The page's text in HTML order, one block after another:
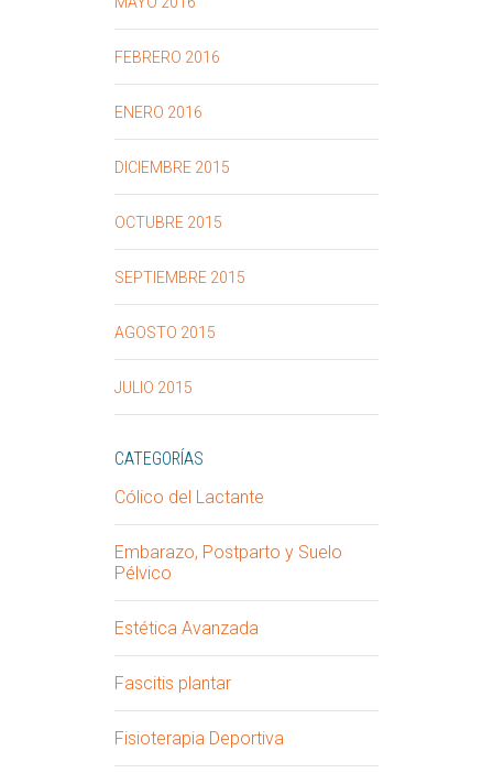
FEBRERO 2016
ENERO 2016
DICIEMBRE 2015
OCTUBRE 2015
SEPTIEMBRE 2015
AGOSTO 2015
JULIO 2015
CATEGORÍAS
Cólico del Lactante
Embarazo, Postparto y Suelo
Pélvico
Estética Avanzada
Fascitis plantar
Fisioterapia Deportiva